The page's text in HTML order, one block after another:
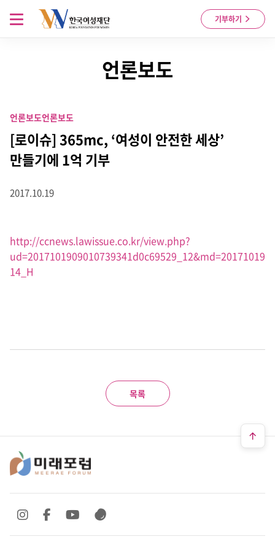
Skip to content
기부하기
메뉴 열기
언론보도
언론보도언론보도
[로이슈] 365mc, ‘여성이 안전한 세상’
만들기에 1억 기부
2017.10.19
http://ccnews.lawissue.co.kr/view.php?
ud=2017101909010739341d0c69529_12&md=20171019
14_H
목록
SNS 바로가기
SNS 바로가기SNS 바로가기
SNS 바로가기